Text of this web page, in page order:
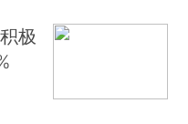
极